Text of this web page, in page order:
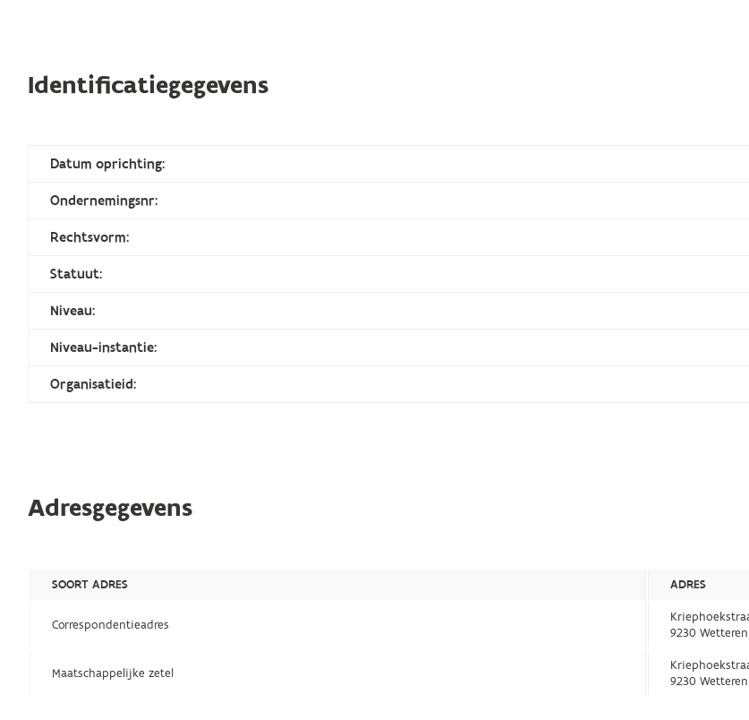
Identificatiegegevens
Datum oprichting:
Ondernemingsnr:
Rechtsvorm:
Statuut:
Niveau:
Niveau-instantie:
Organisatieid:
Adresgegevens
SOORT ADRES ADRES
Correspondentieadres
9230 Wetteren
Maatschappelijke zetel
9230 Wetteren